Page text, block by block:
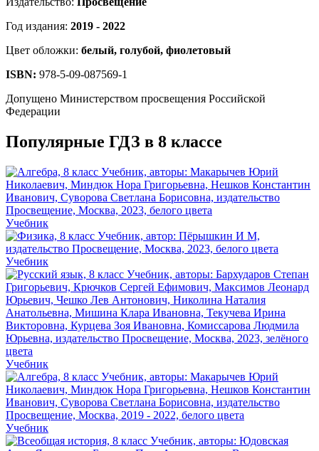
Год издания: 2019 - 2022
Цвет обложки: белый, голубой, фиолетовый
ISBN: 978-5-09-087569-1
Допущено Министерством просвещения Российской
Федерации
Популярные ГДЗ в 8 классе
Учебник
Учебник
Учебник
Учебник